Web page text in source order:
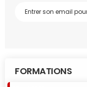
FORMATIONS